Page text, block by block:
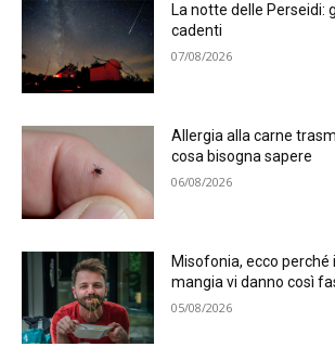
La notte delle Perseidi:
cadenti
07/08/2026
Allergia alla carne
cosa bisogna sapere
06/08/2026
Misofonia, ecco perché
mangia vi danno così
05/08/2026